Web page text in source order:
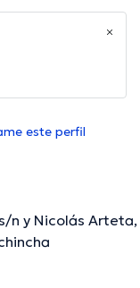
este perfil
n y Nicolás Arteta,